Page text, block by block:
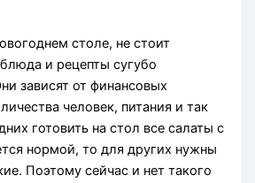
столе, не стоит
и рецепты сугубо
зависят от финансовых
человек, питания и так
готовить на стол все салаты с
нормой, то для других нужны
Поэтому сейчас и нет такого